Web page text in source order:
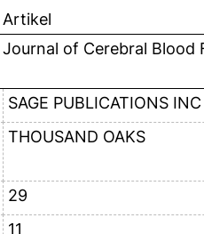
Artikel
Journal of Cerebral Blood
SAGE PUBLICATIONS INC
THOUSAND OAKS
29
11